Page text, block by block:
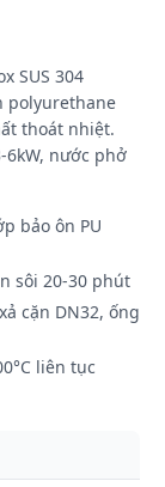
SUS 304
polyurethane
thoát nhiệt.
nước phở
bảo ôn PU
sôi 20-30 phút
cặn DN32, ống
liên tục